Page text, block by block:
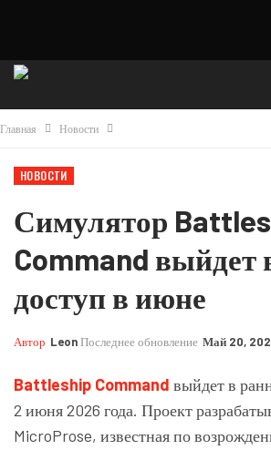
Главная Новости
НОВОСТИ
Симулятор
Command выйдет
доступ в июне
Автор LeonПоследнее обновление Май 20,
Battleship Command выйдет в
2 июня 2026 года. Проект
MicroProse, известная по